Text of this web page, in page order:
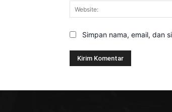
Simpan nama, email, dan